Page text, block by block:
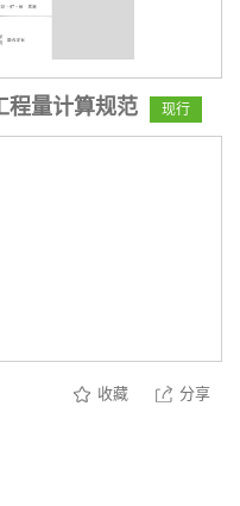
程量计算规范 现行
收藏 分享